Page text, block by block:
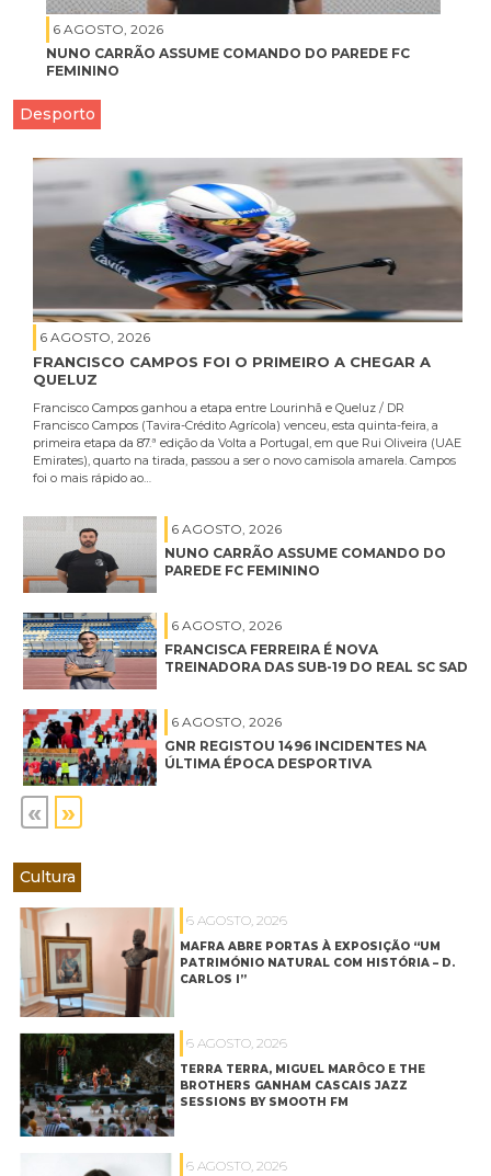
6 AGOSTO, 2026
NUNO CARRÃO ASSUME COMANDO DO PAREDE FC
FEMININO
Desporto
6 AGOSTO, 2026
FRANCISCO CAMPOS FOI O PRIMEIRO A CHEGAR A
QUELUZ
Francisco Campos ganhou a etapa entre Lourinhã e Queluz / DR
Francisco Campos (Tavira-Crédito Agrícola) venceu, esta quinta-feira, a
primeira etapa da 87.ª edição da Volta a Portugal, em que Rui Oliveira (UAE
Emirates), quarto na tirada, passou a ser o novo camisola amarela. Campos
foi o mais rápido ao…
6 AGOSTO, 2026
NUNO CARRÃO ASSUME COMANDO DO
PAREDE FC FEMININO
6 AGOSTO, 2026
FRANCISCA FERREIRA É NOVA
TREINADORA DAS SUB-19 DO REAL SC SAD
6 AGOSTO, 2026
GNR REGISTOU 1496 INCIDENTES NA
ÚLTIMA ÉPOCA DESPORTIVA
« »
Cultura
6 AGOSTO, 2026
MAFRA ABRE PORTAS À EXPOSIÇÃO “UM
PATRIMÓNIO NATURAL COM HISTÓRIA – D.
CARLOS I”
6 AGOSTO, 2026
TERRA TERRA, MIGUEL MARÔCO E THE
BROTHERS GANHAM CASCAIS JAZZ
SESSIONS BY SMOOTH FM
6 AGOSTO, 2026